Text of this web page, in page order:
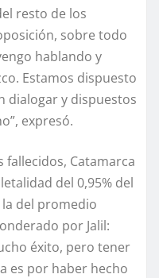
resto de los
sobre todo
hablando y
Estamos dispuesto
dialogar y dispuestos
expresó.
Catamarca
del 0,95% del
del promedio
por Jalil:
éxito, pero tener
es por haber hecho